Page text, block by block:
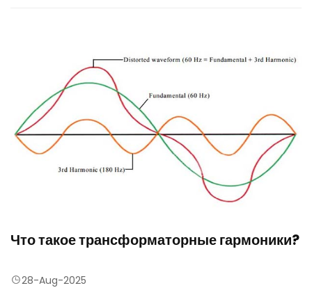
Что такое трансформаторные гармоники?
28-Aug-2025